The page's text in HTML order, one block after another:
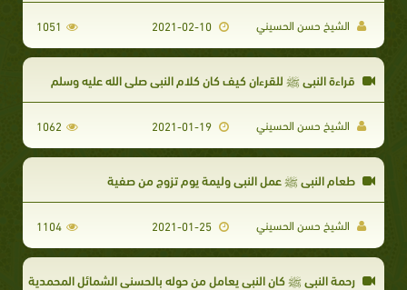
الشيخ حسن الحسيني 2021-02-10
1051
قراءة النبي ﷺ للقرءان كيف كان كلام النبي صلى الله عليه وسلم
الشيخ حسن الحسيني 2021-01-19
1062
طعام النبي ﷺ عمل النبي وليمة يوم تزوج من صفية
الشيخ حسن الحسيني 2021-01-25
1104
رحمة النبي ﷺ كان النبي يعامل من حوله بالحسنى الشمائل المحمدية